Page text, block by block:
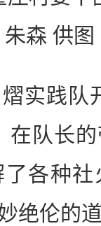
朱森 供图
践队
在队长
各种
绝伦的